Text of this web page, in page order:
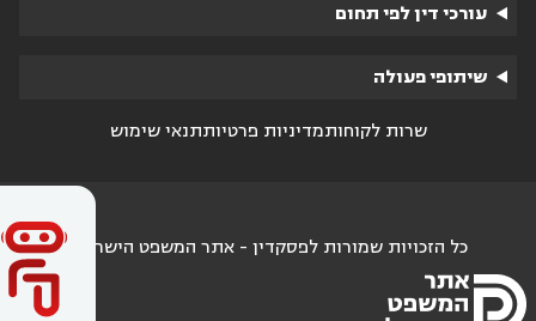
עורכי דין לפי תחום
שיתופי פעולה
שרות לקוחותמדיניות פרטיותתנאי שימוש
כל הזכויות שמורות לפסקדין - אתר המשפט הישראלי